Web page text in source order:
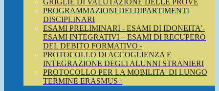
GRIGLIE DI VALUTAZIONE DELLE PROVE
PROGRAMMAZIONI DEI DIPARTIMENTI
DISCIPLINARI
ESAMI PRELIMINARI - ESAMI DI IDONEITA’-
ESAMI INTEGRATIVI – ESAMI DI RECUPERO
DEL DEBITO FORMATIVO -
PROTOCOLLO DI ACCOGLIENZA E
INTEGRAZIONE DEGLI ALUNNI STRANIERI
PROTOCOLLO PER LA MOBILITA' DI LUNGO
TERMINE ERASMUS+